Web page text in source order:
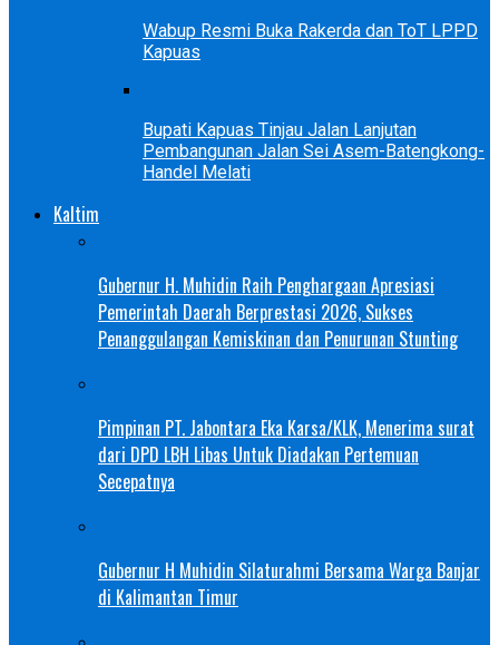
Wabup Resmi Buka Rakerda dan ToT LPPD
Kapuas
Bupati Kapuas Tinjau Jalan Lanjutan
Pembangunan Jalan Sei Asem-Batengkong-
Handel Melati
Kaltim
Gubernur H. Muhidin Raih Penghargaan Apresiasi
Pemerintah Daerah Berprestasi 2026, Sukses
Penanggulangan Kemiskinan dan Penurunan Stunting
Pimpinan PT. Jabontara Eka Karsa/KLK, Menerima surat
dari DPD LBH Libas Untuk Diadakan Pertemuan
Secepatnya
Gubernur H Muhidin Silaturahmi Bersama Warga Banjar
di Kalimantan Timur